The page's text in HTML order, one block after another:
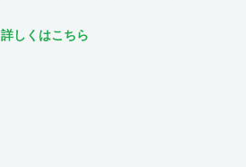
詳しくはこちら